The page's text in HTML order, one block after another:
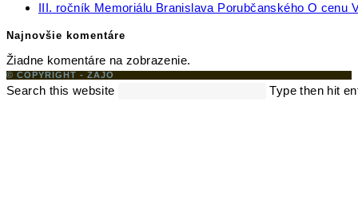
III. ročník Memoriálu Branislava Porubčanského O cenu
Najnovšie komentáre
Žiadne komentáre na zobrazenie.
© COPYRIGHT - ZAJO
Search this website Type then hit